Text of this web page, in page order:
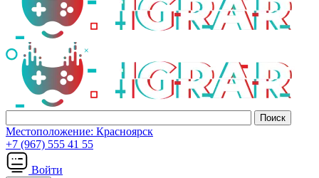
Местоположение: Красноярск
+7 (967) 555 41 55
Войти